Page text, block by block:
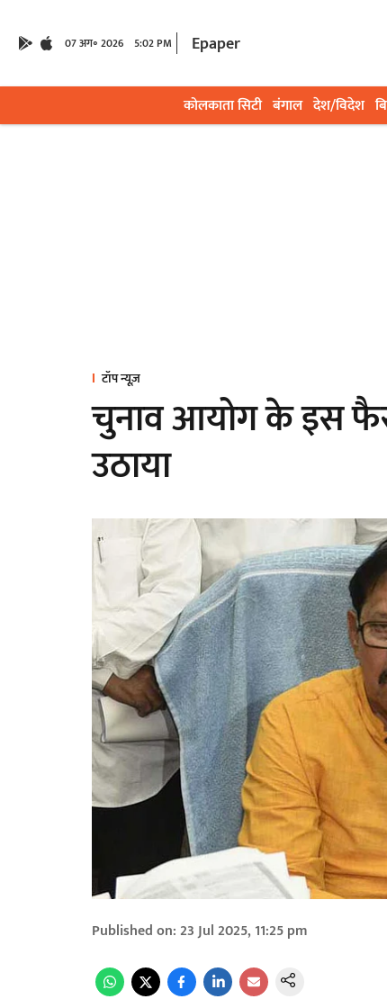
07 अग॰ 2026 5:02 PM Epaper
कोलकाता सिटी बंगाल देश/विदेश
टॉप न्यूज़
चुनाव आयोग के इस
उठाया
Published on:23 Jul 2025, 11:25 pm